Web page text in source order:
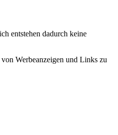
entstehen dadurch keine
Werbeanzeigen und Links zu